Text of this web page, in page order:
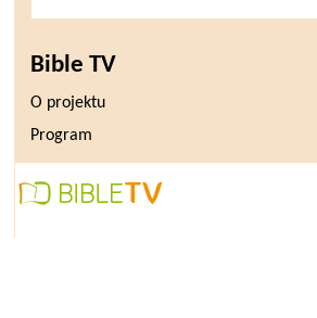
Bible TV
O projektu
Program